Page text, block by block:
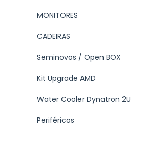
MONITORES
CADEIRAS
Seminovos / Open BOX
Kit Upgrade AMD
Water Cooler Dynatron 2U
Periféricos